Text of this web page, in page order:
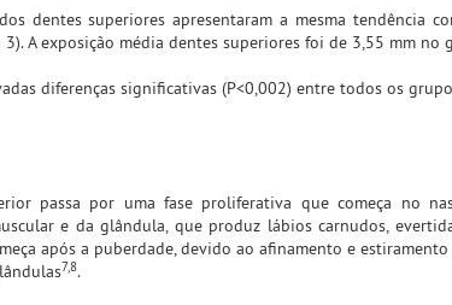
dentes superiores apresentaram a mesma tendência
3). A exposição média dentes superiores foi de 3,55 mm
diferenças significativas (P<0,002) entre todos os
passa por uma fase proliferativa que começa no
e da glândula, que produz lábios carnudos,
após a puberdade, devido ao afinamento e
7,8.